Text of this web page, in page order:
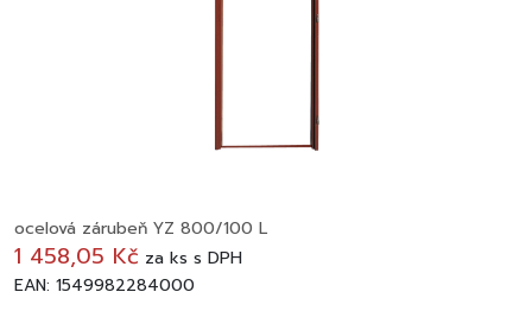
ocelová zárubeň YZ 800/100 L
1 458,05 Kč za ks s DPH
EAN: 1549982284000